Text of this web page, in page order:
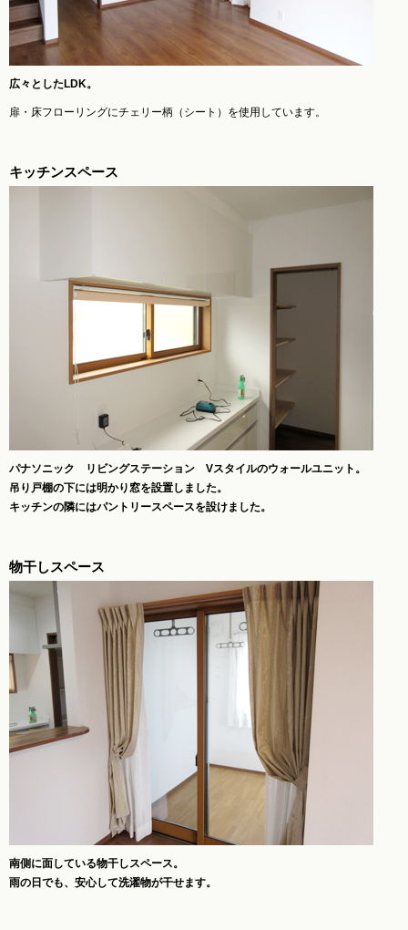
広々としたLDK。
扉・床フローリングにチェリー柄（シート）を使用しています。
キッチンスペース
パナソニック リビングステーション Vスタイルのウォールユニット。
吊り戸棚の下には明かり窓を設置しました。
キッチンの隣にはパントリースペースを設けました。
物干しスペース
南側に面している物干しスペース。
雨の日でも、安心して洗濯物が干せます。